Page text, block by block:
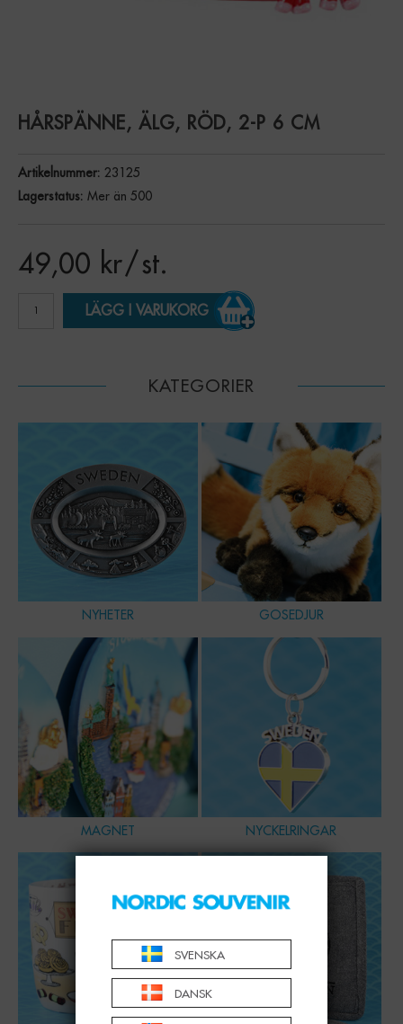
HÅRSPÄNNE, ÄLG, RÖD, 2-P 6 CM
Artikelnummer: 23125
Lagerstatus: Mer än 500
49,00 kr/ st.
LÄGG I VARUKORG
KATEGORIER
NYHETER GOSEDJUR
MAGNET NYCKELRINGAR
SVENSKA
DANSK